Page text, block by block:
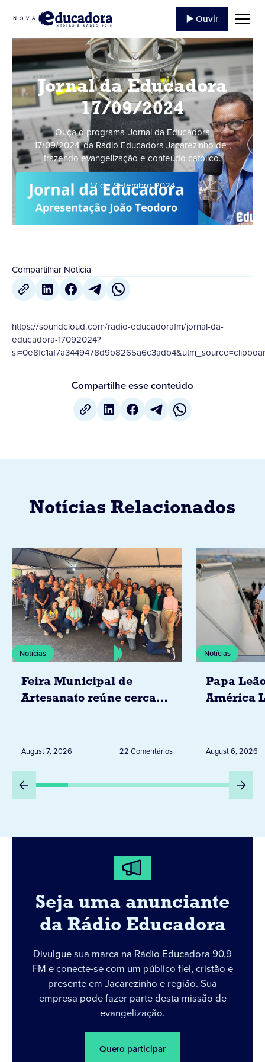
▶️ Ouvir
Jornal da Educadora
17/09/2024
Ouça o programa 'Jornal da Educadora
17/09/2024' da Rádio Educadora Jacarezinho de ,
trazendo evangelização e conteúdo católico.
17 de Setembro,2024
Compartilhar Notícia
https://soundcloud.com/radio-educadorafm/jornal-da-
educadora-17092024?
Compartilhe esse conteúdo
Notícias Relacionados
Notícias
Feira Municipal de
Artesanato reúne cerca
August 7, 2026 22 Comentários
Notícias
Papa
América
Peru
August 6, 2026
Seja uma anunciante
da Rádio Educadora
Divulgue sua marca na Rádio Educadora 90,9
FM e conecte-se com um público fiel, cristão e
presente em Jacarezinho e região. Sua
empresa pode fazer parte desta missão de
evangelização.
Quero participar